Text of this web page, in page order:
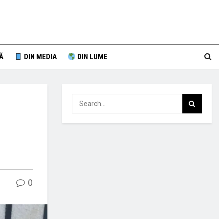
DIN MEDIA DIN LUME
0